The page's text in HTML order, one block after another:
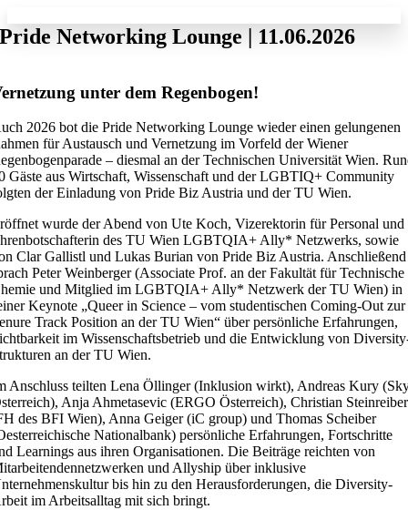
to
content
Pride Networking Lounge | 11.06.2026
unter dem Regenbogen!
2026 bot die Pride Networking Lounge wieder einen gelungenen
für Austausch und Vernetzung im Vorfeld der Wiener
– diesmal an der Technischen Universität Wien.
Gäste aus Wirtschaft, Wissenschaft und der LGBTIQ+ Community
der Einladung von Pride Biz Austria und der TU Wien.
wurde der Abend von Ute Koch, Vizerektorin für Personal und
des TU Wien LGBTQIA+ Ally* Netzwerks, sowie
Clar Gallistl und Lukas Burian von Pride Biz Austria. Anschließend
Peter Weinberger (Associate Prof. an der Fakultät für Technische
und Mitglied im LGBTQIA+ Ally* Netzwerk der TU Wien) in
Keynote „Queer in Science – vom studentischen Coming-Out zur
Track Position an der TU Wien“ über persönliche Erfahrungen,
im Wissenschaftsbetrieb und die Entwicklung von
an der TU Wien.
Anschluss teilten Lena Öllinger (Inklusion wirkt), Andreas Kury
Anja Ahmetasevic (ERGO Österreich), Christian Steinreiber
des BFI Wien), Anna Geiger (iC group) und Thomas Scheiber
Nationalbank) persönliche Erfahrungen, Fortschritte
Learnings aus ihren Organisationen. Die Beiträge reichten von
und Allyship über inklusive
bis hin zu den Herausforderungen, die Diversity-
im Arbeitsalltag mit sich bringt.